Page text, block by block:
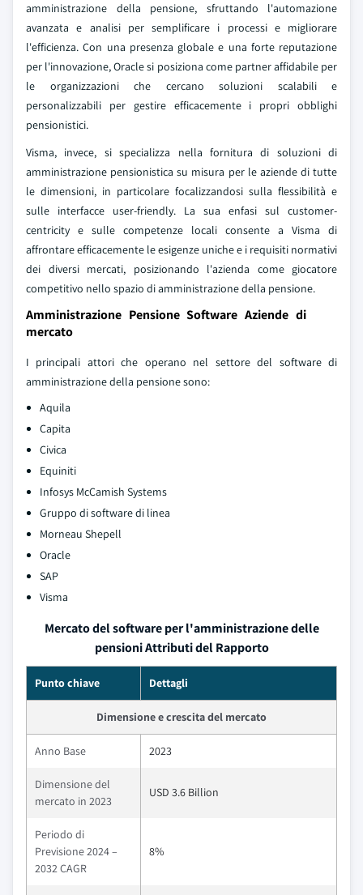
amministrazione della pensione, sfruttando l'automazione
avanzata e analisi per semplificare i processi e migliorare
l'efficienza. Con una presenza globale e una forte reputazione
per l'innovazione, Oracle si posiziona come partner affidabile per
le organizzazioni che cercano soluzioni scalabili e
personalizzabili per gestire efficacemente i propri obblighi
pensionistici.
Visma, invece, si specializza nella fornitura di soluzioni di
amministrazione pensionistica su misura per le aziende di tutte
le dimensioni, in particolare focalizzandosi sulla flessibilità e
sulle interfacce user-friendly. La sua enfasi sul customer-
centricity e sulle competenze locali consente a Visma di
affrontare efficacemente le esigenze uniche e i requisiti normativi
dei diversi mercati, posizionando l'azienda come giocatore
competitivo nello spazio di amministrazione della pensione.
Amministrazione Pensione Software Aziende di
mercato
I principali attori che operano nel settore del software di
amministrazione della pensione sono:
Aquila
Capita
Civica
Equiniti
Infosys McCamish Systems
Gruppo di software di linea
Morneau Shepell
Oracle
SAP
Visma
Mercato del software per l'amministrazione delle
pensioni Attributi del Rapporto
Punto chiave Dettagli
Dimensione e crescita del mercato
Anno Base 2023
Dimensione del
mercato in 2023
USD 3.6 Billion
Periodo di
Previsione 2024 –
2032 CAGR
8%